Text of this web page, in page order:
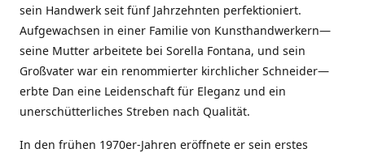
sein Handwerk seit fünf Jahrzehnten perfektioniert.
Aufgewachsen in einer Familie von Kunsthandwerkern—
seine Mutter arbeitete bei Sorella Fontana, und sein
Großvater war ein renommierter kirchlicher Schneider—
erbte Dan eine Leidenschaft für Eleganz und ein
unerschütterliches Streben nach Qualität.
In den frühen 1970er-Jahren eröffnete er sein erstes